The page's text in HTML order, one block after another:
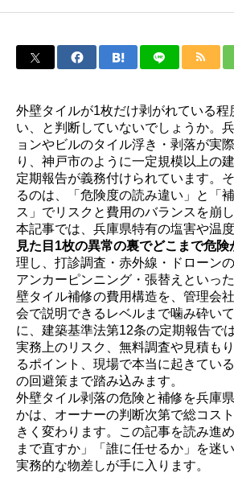
外壁タイルが1枚だけ剥がれている程
い、と判断していないでしょうか。
ョンやビルのタイル浮き・剥落が実
り、神戸市のように一定規模以上の
定期報告が義務付けられています。
るのは、「危険度の読み違い」と「
ス」でリスクと費用のバランスを崩
本記事では、兵庫県特有の塩害や温
見た目1枚の異常の裏でどこまで危険
理し、打診調査・赤外線・ドローン
アンカーピンニング・張替えといっ
壁タイル補修の費用構造を、管理会
会で説明できるレベルまで噛み砕い
に、建築基準法第12条の定期報告で
実務上のリスク、無料調査や見積も
るポイント、現場で本当に起きてい
の回避策まで踏み込みます。
外壁タイル剥落の危険と補修を兵庫
かは、オーナーの判断次第で総コス
きく変わります。この記事を読み進
まで直すか」「誰に任せるか」を迷
実務的な物差しが手に入ります。